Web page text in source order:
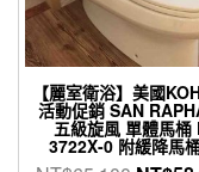
【麗室衛浴】美國
活動促銷 SAN
五級旋風 單體馬桶
3722X-0 附緩降馬